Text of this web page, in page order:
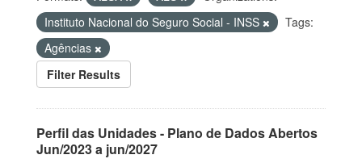
Instituto Nacional do Seguro Social - INSS
Tags:
Agências
Filter Results
Perfil das Unidades - Plano de Dados Abertos
Jun/2023 a jun/2027